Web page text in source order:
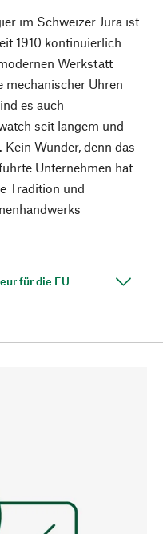
im Schweizer Jura ist
1910 kontinuierlich
Werkstatt
mechanischer Uhren
es auch
seit langem und
Wunder, denn das
Unternehmen hat
Tradition und
für die EU